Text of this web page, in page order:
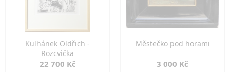
Kulhánek Oldřich -
Rozcvička
22 700 Kč
Městečko pod horami
3 000 Kč